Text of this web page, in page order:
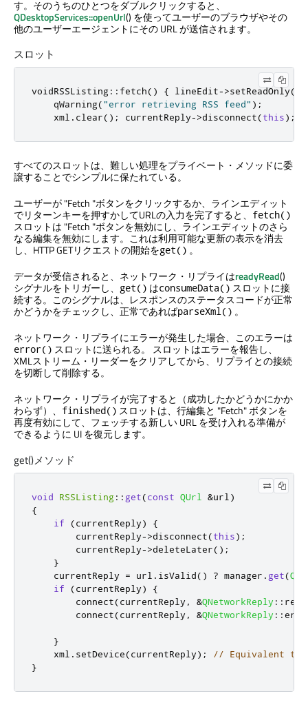
す。そのうちのひとつをダブルクリックすると、
QDesktopServices::openUrl() を使ってユーザーのブラウザやその
他のユーザーエージェントにその URL が送信されます。
スロット
voidRSSListing:: fetch() { lineEdit->setReadOnly(
qWarning("error retrieving RSS feed" );
    xml
. clear(); currentReply->disconnect(this);
すべてのスロットは、難しい処理をプライベート・メソッドに委
譲することでシンプルに保たれている。
ユーザーが "Fetch "ボタンをクリックするか、ラインエディット
でリターンキーを押すかしてURLの入力を完了すると、 fetch()
スロットは "Fetch "ボタンを無効にし、ラインエディットのさら
なる編集を無効にします。これは利用可能な更新の表示を消去
し、HTTP GETリクエストの開始をget() 。
データが受信されると、ネットワーク・リプライはreadyRead()
シグナルをトリガーし、 get() はconsumeData() スロットに接
続する。このシグナルは、レスポンスのステータスコードが正常
かどうかをチェックし、正常であればparseXml() 。
ネットワーク・リプライにエラーが発生した場合、このエラーは
error() スロットに送られる。 スロットはエラーを報告し、
XMLストリーム・リーダーをクリアしてから、リプライとの接続
を切断して削除する。
ネットワーク・リプライが完了すると（成功したかどうかにかか
わらず）、 finished() スロットは、行編集と "Fetch" ボタンを
再度有効にして、フェッチする新しい URL を受け入れる準備が
できるように UI を復元します。
get()メソッド
void RSSListing:: get(const QUrl &url )
{
if
(currentReply)
{
        currentReply
->disconnect(this);
        currentReply
->deleteLater();
}
    currentReply
= url . isValid() ? manager . get(
if
(currentReply)
{
        connect
(currentReply , &QNetworkReply ::
        connect
(currentReply , &QNetworkReply ::
}
    xml
. setDevice(currentReply);
// Equivalent
}